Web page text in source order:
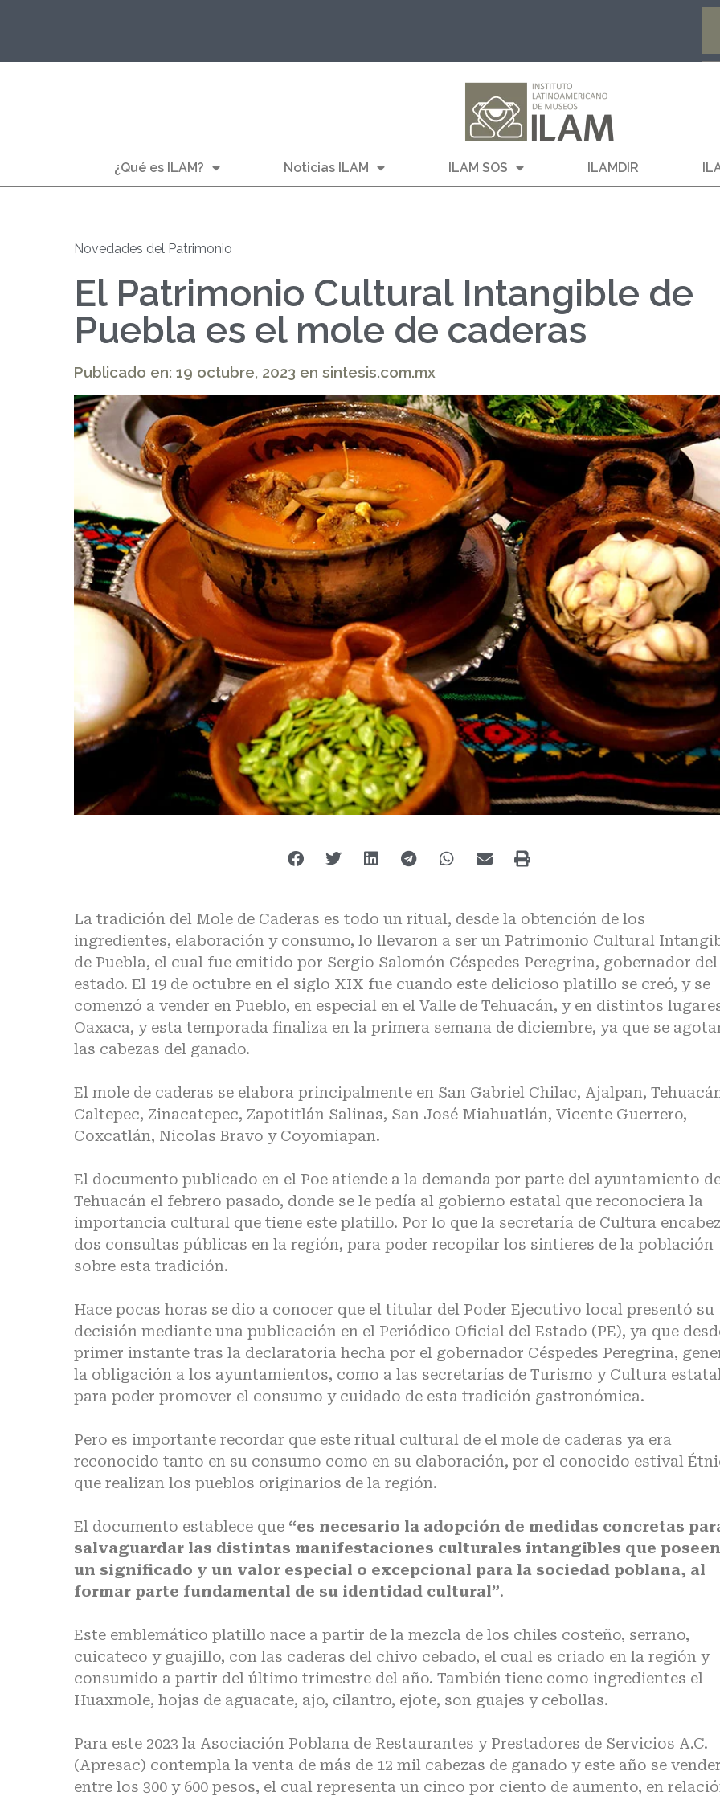
¿Qué es ILAM? Noticias ILAM ILAM SOS ILAMDIR
Novedades del Patrimonio
El Patrimonio Cultural Intangible de
Puebla es el mole de caderas
Publicado en: 19 octubre, 2023 en sintesis.com.mx
La tradición del Mole de Caderas es todo un ritual, desde la obtención de los
ingredientes, elaboración y consumo, lo llevaron a ser un Patrimonio Cultural
de Puebla, el cual fue emitido por Sergio Salomón Céspedes Peregrina, gobernador del
estado. El 19 de octubre en el siglo XIX fue cuando este delicioso platillo se creó, y se
comenzó a vender en Pueblo, en especial en el Valle de Tehuacán, y en distintos
Oaxaca, y esta temporada finaliza en la primera semana de diciembre, ya que se
las cabezas del ganado.
El mole de caderas se elabora principalmente en San Gabriel Chilac, Ajalpan,
Caltepec, Zinacatepec, Zapotitlán Salinas, San José Miahuatlán, Vicente Guerrero,
Coxcatlán, Nicolas Bravo y Coyomiapan.
El documento publicado en el Poe atiende a la demanda por parte del ayuntamiento
Tehuacán el febrero pasado, donde se le pedía al gobierno estatal que reconociera la
importancia cultural que tiene este platillo. Por lo que la secretaría de Cultura
dos consultas públicas en la región, para poder recopilar los sintieres de la población
sobre esta tradición.
Hace pocas horas se dio a conocer que el titular del Poder Ejecutivo local presentó su
decisión mediante una publicación en el Periódico Oficial del Estado (PE), ya que
primer instante tras la declaratoria hecha por el gobernador Céspedes Peregrina,
la obligación a los ayuntamientos, como a las secretarías de Turismo y Cultura
para poder promover el consumo y cuidado de esta tradición gastronómica.
Pero es importante recordar que este ritual cultural de el mole de caderas ya era
reconocido tanto en su consumo como en su elaboración, por el conocido estival
que realizan los pueblos originarios de la región.
El documento establece que “es necesario la adopción de medidas concretas
salvaguardar las distintas manifestaciones culturales intangibles que poseen
un significado y un valor especial o excepcional para la sociedad poblana, al
formar parte fundamental de su identidad cultural”.
Este emblemático platillo nace a partir de la mezcla de los chiles costeño, serrano,
cuicateco y guajillo, con las caderas del chivo cebado, el cual es criado en la región y
consumido a partir del último trimestre del año. También tiene como ingredientes el
Huaxmole, hojas de aguacate, ajo, cilantro, ejote, son guajes y cebollas.
Para este 2023 la Asociación Poblana de Restaurantes y Prestadores de Servicios A.C.
(Apresac) contempla la venta de más de 12 mil cabezas de ganado y este año se
entre los 300 y 600 pesos, el cual representa un cinco por ciento de aumento, en